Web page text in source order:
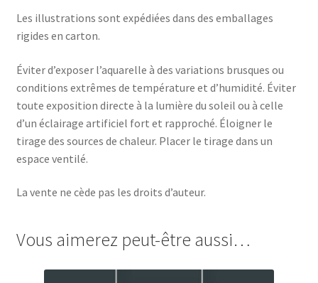
Les illustrations sont expédiées dans des emballages
rigides en carton.
Éviter d’exposer l’aquarelle à des variations brusques ou
conditions extrêmes de température et d’humidité. Éviter
toute exposition directe à la lumière du soleil ou à celle
d’un éclairage artificiel fort et rapproché. Éloigner le
tirage des sources de chaleur. Placer le tirage dans un
espace ventilé.
La vente ne cède pas les droits d’auteur.
Vous aimerez peut-être aussi…